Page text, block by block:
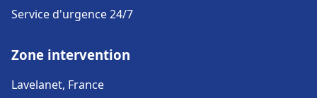
Service d'urgence 24/7
Zone intervention
Lavelanet, France